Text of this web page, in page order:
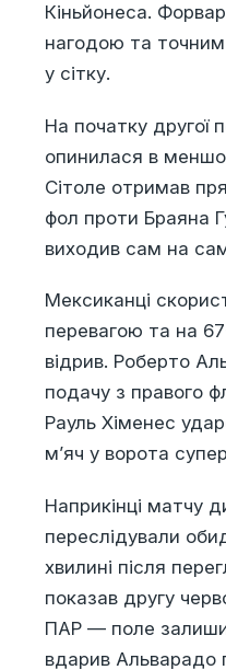
Кіньйонеса.
нагодою та точним
у сітку.
На початку другої
опинилася в
Сітоле отримав
фол проти Браяна
виходив сам на сам
Мексиканці
перевагою та на
відрив. Роберто
подачу з правого
Рауль Хіменес
м’яч у ворота
Наприкінці матчу
переслідували
хвилині після
показав другу
ПАР — поле
вдарив Альварадо